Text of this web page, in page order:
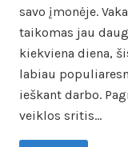
savo įmonėje.
taikomas jau
kiekviena diena,
labiau
ieškant darbo.
veiklos sritis…